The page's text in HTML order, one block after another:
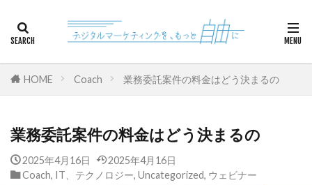
HOME Coach 業務委託案件の料金はどう決まるの
業務委託案件の料金はどう決まるの
2025年4月16日
2025年4月16日
Coach, IT、テクノロジー, Uncategorized, ウェビナー